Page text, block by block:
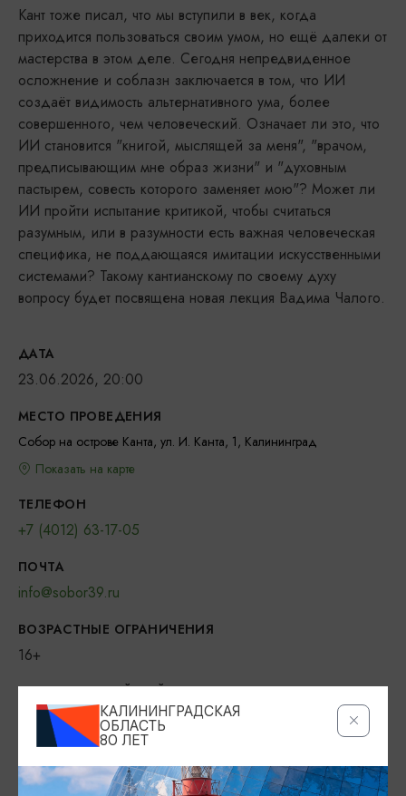
Кант тоже писал, что мы вступили в век, когда
приходится пользоваться своим умом, но ещё далеки от
мастерства в этом деле. Сегодня непредвиденное
осложнение и соблазн заключается в том, что ИИ
создаёт видимость альтернативного ума, более
совершенного, чем человеческий. Означает ли это, что
ИИ становится "книгой, мыслящей за меня", "врачом,
предписывающим мне образ жизни" и "духовным
пастырем, совесть которого заменяет мою"? Может ли
ИИ пройти испытание критикой, чтобы считаться
разумным, или в разумности есть важная человеческая
специфика, не поддающаяся имитации искусственными
системами? Такому кантианскому по своему духу
вопросу будет посвящена новая лекция Вадима Чалого.
ДАТА
23.06.2026, 20:00
МЕСТО ПРОВЕДЕНИЯ
Собор на острове Канта, ул. И. Канта, 1, Калининград
Показать на карте
ТЕЛЕФОН
+7 (4012) 63-17-05
ПОЧТА
info@sobor39.ru
ВОЗРАСТНЫЕ ОГРАНИЧЕНИЯ
16+
ОФИЦИАЛЬНЫЙ САЙТ
http://sobor39.ru/
https://vk.com/sobor39
КАЛИНИНГРАДСКАЯ
ОБЛАСТЬ
80 ЛЕТ